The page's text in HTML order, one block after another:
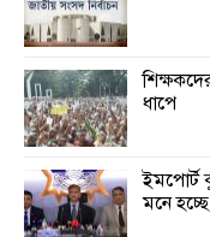
ধাপে
ইমপোর্ট
মনে হচ্ছে